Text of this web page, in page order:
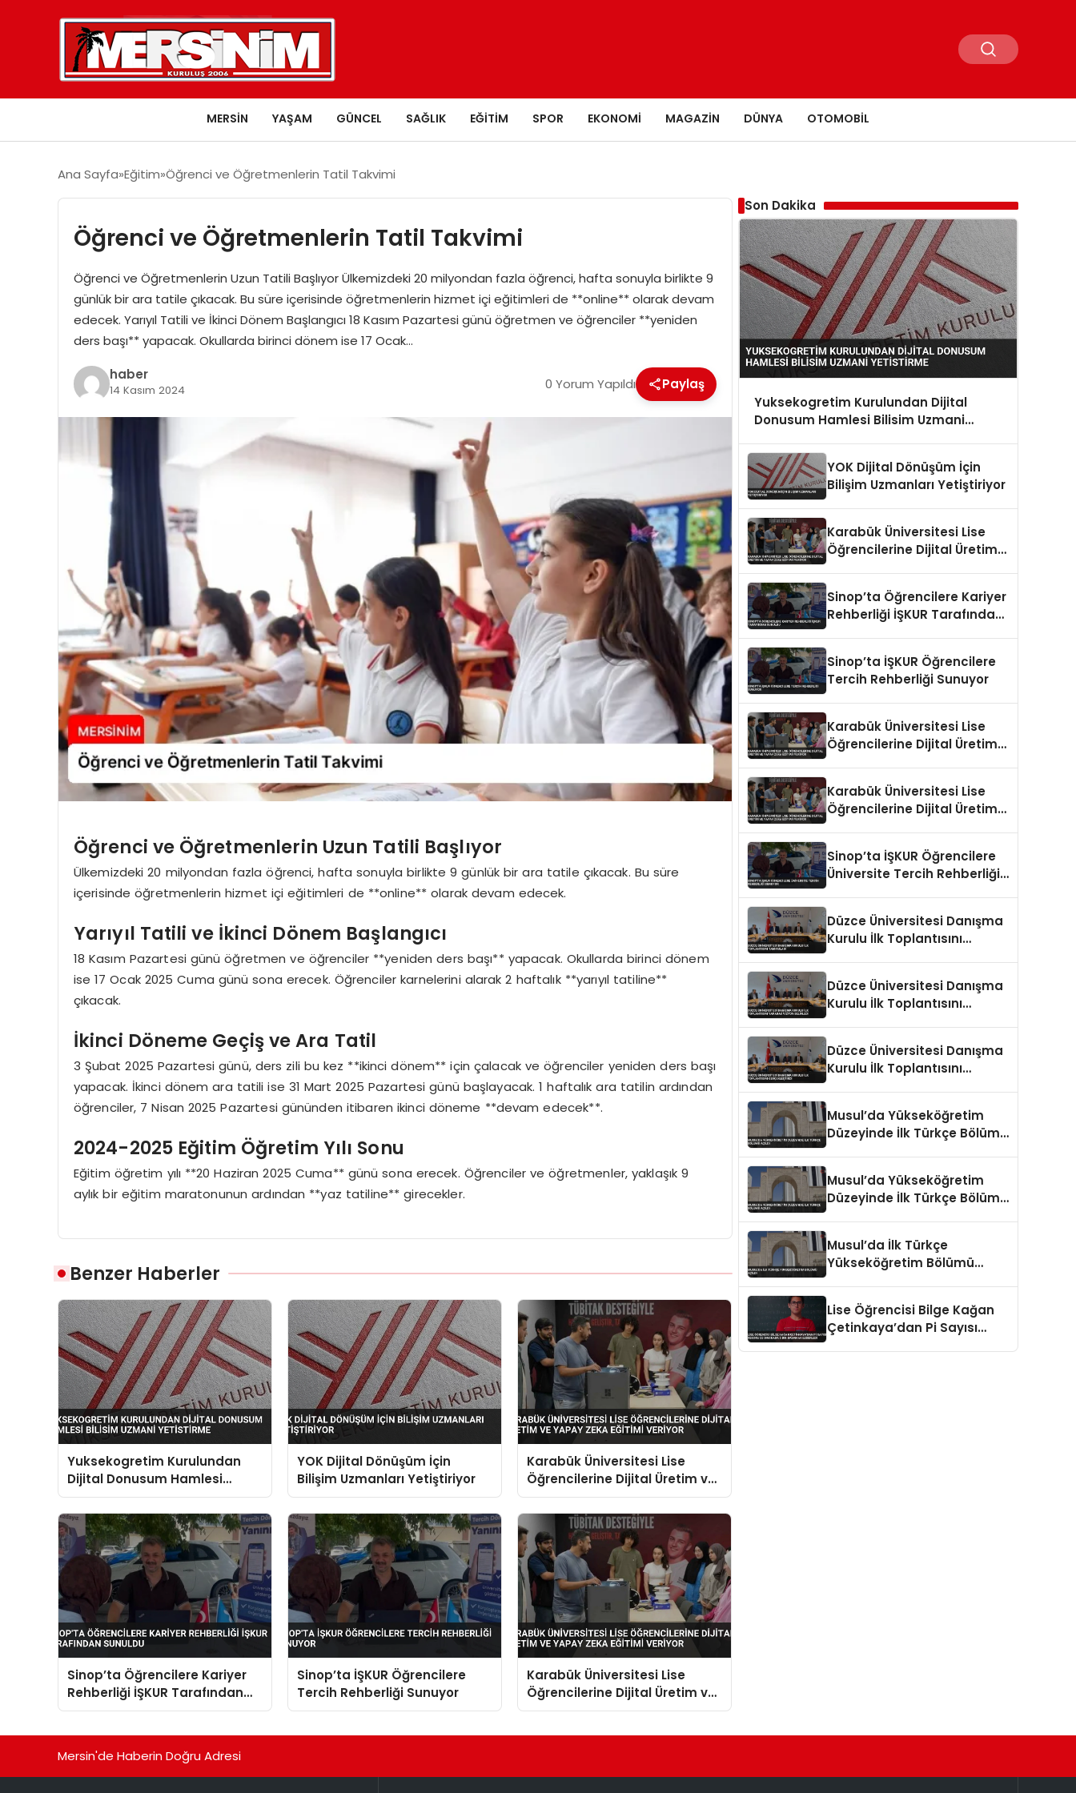
MERSIN YAŞAM GÜNCEL SAĞLIK EĞITIM SPOR EKONOMI MAGAZIN DÜNYA OTOMOBIL
Ana Sayfa Eğitim Öğrenci ve Öğretmenlerin Tatil Takvimi
Öğrenci ve Öğretmenlerin Tatil Takvimi
Öğrenci ve Öğretmenlerin Uzun Tatili Başlıyor Ülkemizdeki 20 milyondan fazla öğrenci, hafta sonuyla birlikte 9
günlük bir ara tatile çıkacak. Bu süre içerisinde öğretmenlerin hizmet içi eğitimleri de **online** olarak devam
edecek. Yarıyıl Tatili ve İkinci Dönem Başlangıcı 18 Kasım Pazartesi günü öğretmen ve öğrenciler **yeniden
ders başı** yapacak. Okullarda birinci dönem ise 17 Ocak…
haber
14 Kasım 2024 0 Yorum Yapıldı Paylaş
Öğrenci ve Öğretmenlerin Uzun Tatili Başlıyor
Ülkemizdeki 20 milyondan fazla öğrenci, hafta sonuyla birlikte 9 günlük bir ara tatile çıkacak. Bu süre
içerisinde öğretmenlerin hizmet içi eğitimleri de **online** olarak devam edecek.
Yarıyıl Tatili ve İkinci Dönem Başlangıcı
18 Kasım Pazartesi günü öğretmen ve öğrenciler **yeniden ders başı** yapacak. Okullarda birinci dönem
ise 17 Ocak 2025 Cuma günü sona erecek. Öğrenciler karnelerini alarak 2 haftalık **yarıyıl tatiline**
çıkacak.
İkinci Döneme Geçiş ve Ara Tatil
3 Şubat 2025 Pazartesi günü, ders zili bu kez **ikinci dönem** için çalacak ve öğrenciler yeniden ders başı
yapacak. İkinci dönem ara tatili ise 31 Mart 2025 Pazartesi günü başlayacak. 1 haftalık ara tatilin ardından
öğrenciler, 7 Nisan 2025 Pazartesi gününden itibaren ikinci döneme **devam edecek**.
2024-2025 Eğitim Öğretim Yılı Sonu
Eğitim öğretim yılı **20 Haziran 2025 Cuma** günü sona erecek. Öğrenciler ve öğretmenler, yaklaşık 9
aylık bir eğitim maratonunun ardından **yaz tatiline** girecekler.
Benzer Haberler
Yuksekogretim Kurulundan
Dijital Donusum Hamlesi
Bilisim Uzmani Yetistirme
YOK Dijital Dönüşüm İçin
Bilişim Uzmanları Yetiştiriyor
Karabük Üniversitesi Lise
Öğrencilerine Dijital Üretim ve
Yapay Zeka Eğitimi Veriyor
Sinop’ta Öğrencilere Kariyer
Rehberliği İŞKUR Tarafından
Sunuldu
Sinop’ta İŞKUR Öğrencilere
Tercih Rehberliği Sunuyor
Karabük Üniversitesi Lise
Öğrencilerine Dijital Üretim ve
Yapay Zeka Eğitimi Veriyor
Son Dakika
Yuksekogretim Kurulundan Dijital
Donusum Hamlesi Bilisim Uzmani
YOK Dijital Dönüşüm İçin
Bilişim Uzmanları Yetiştiriyor
Karabük Üniversitesi Lise
Öğrencilerine Dijital Üretim
Sinop’ta Öğrencilere Kariyer
Rehberliği İŞKUR Tarafından
Sinop’ta İŞKUR Öğrencilere
Tercih Rehberliği Sunuyor
Karabük Üniversitesi Lise
Öğrencilerine Dijital Üretim
Karabük Üniversitesi Lise
Öğrencilerine Dijital Üretim
Sinop’ta İŞKUR Öğrencilere
Üniversite Tercih Rehberliği
Düzce Üniversitesi Danışma
Kurulu İlk Toplantısını
Düzce Üniversitesi Danışma
Kurulu İlk Toplantısını
Düzce Üniversitesi Danışma
Kurulu İlk Toplantısını
Musul’da Yükseköğretim
Düzeyinde İlk Türkçe Bölümü
Musul’da Yükseköğretim
Düzeyinde İlk Türkçe Bölümü
Musul’da İlk Türkçe
Yükseköğretim Bölümü
Lise Öğrencisi Bilge Kağan
Çetinkaya’dan Pi Sayısı
Mersin'de Haberin Doğru Adresi